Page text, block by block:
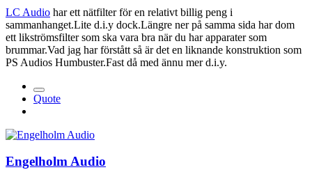
LC Audio har ett nätfilter för en relativt billig peng i
sammanhanget.Lite d.i.y dock.Längre ner på samma sida har dom
ett likströmsfilter som ska vara bra när du har apparater som
brummar.Vad jag har förstått så är det en liknande konstruktion som
PS Audios Humbuster.Fast då med ännu mer d.i.y.
Quote
Engelholm Audio